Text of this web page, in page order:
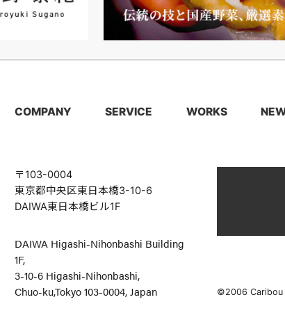
COMPANY SERVICE WORKS
〒103-0004
東京都中央区東日本橋3-10-6
DAIWA東日本橋ビル1F
DAIWA Higashi-Nihonbashi Building
1F,
3-10-6 Higashi-Nihonbashi,
Chuo-ku,Tokyo 103-0004, Japan
©2006 Caribou